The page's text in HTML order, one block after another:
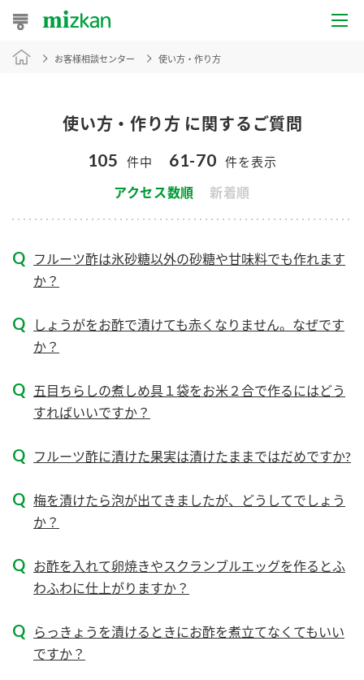
おうちレシピ
レシピカテゴリ一覧
商品からレシピを探す
商品カテゴリ
お酢ドリンク
みりん風・料理酒 鍋用調味料
つゆ たれ
スープ
クイック調味料 レモン果汁
炊き込みご飯の素
キャンペーン情報
ブランド・スペシャルサイト
ブランド・スペシャルサイト トップ
商品ブランドサイト
くらしプラ酢
カンタン酢
お酢ドリンク
味ぽん
企業情報
国内事業概要
ミツカンを知る
お客様相談センター 使い方・作り方
使い方・作り方 に関するご質問
105 件中 61-70 件を表示
アクセス数順 新着順
フルーツ酢は氷砂糖以外の砂糖や甘味料でも作れます
か？
しょうがをお酢で漬けても赤くなりません。なぜです
か？
五目ちらしの煮しめ具１袋をお米２合で作るにはどう
すればいいですか？
フルーツ酢に漬けた果実は漬けたままではだめですか?
梅を漬けたら泡が出てきましたが、どうしてでしょう
か？​
お酢を入れて卵焼きやスクランブルエッグを作るとふ
わふわに仕上がりますか？
らっきょうを漬けるときにお酢を煮立てなくてもいい
ですか？